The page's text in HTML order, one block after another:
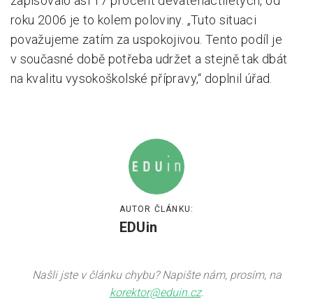
roku 2006 je to kolem poloviny. „Tuto situaci
považujeme zatím za uspokojivou. Tento podíl je
v současné době potřeba udržet a stejně tak dbát
na kvalitu vysokoškolské přípravy,“ doplnil úřad.
AUTOR ČLÁNKU:
EDUin
Našli jste v článku chybu? Napište nám, prosím, na
korektor@eduin.cz.